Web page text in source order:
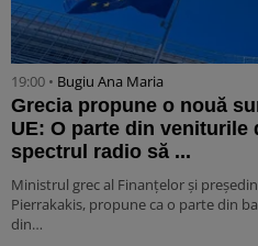
19:00 • Bugiu ⁠Ana Maria
Grecia propune o nouă
UE: O parte din
spectrul radio să ...
Ministrul grec al Finanțelor și
Pierrakakis, propune ca o parte din
din…